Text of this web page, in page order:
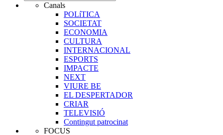
Canals
POLíTICA
SOCIETAT
ECONOMIA
CULTURA
INTERNACIONAL
ESPORTS
IMPACTE
NEXT
VIURE BE
EL DESPERTADOR
CRIAR
TELEVISIÓ
Contingut patrocinat
FOCUS